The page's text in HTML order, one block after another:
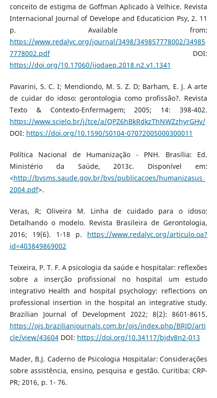
conceito de estigma de Goffman Aplicado à Velhice. Revista
Internacional Journal of Develope and Educaticion Psy, 2. 11
p. Available from:
https://www.redalyc.org/journal/3498/349857778002/34985
7778002.pdfDOI:
https://doi.org/10.17060/ijodaep.2018.n2.v1.1341
Pavarini, S. C. I; Mendiondo, M. S. Z. D; Barham, E. J. A arte
de cuidar do idoso: gerontologia como profissão?. Revista
Texto & Contexto-Enfermagem; 2005; 14: 398-402.
https://www.scielo.br/j/tce/a/QPZ6hBkRdkzThNWZzhyrGHv/
DOI: https://doi.org/10.1590/S0104-07072005000300011
Política Nacional de Humanização - PNH. Brasília: Ed.
Ministério da Saúde, 2013c. Disponível em:
<http://bvsms.saude.gov.br/bvs/publicacoes/humanizasus_
2004.pdf>.
Veras, R; Oliveira M. Linha de cuidado para o idoso:
Detalhando o modelo. Revista Brasileira de Gerontologia,
2016; 19(6). 1-18 p. https://www.redalyc.org/articulo.oa?
id=403849869002
Teixeira, P. T. F. A psicologia da saúde e hospitalar: reflexões
sobre a inserção profissional no hospital um estudo
integrativo Health and hospital psychology: reflections on
professional insertion in the hospital an integrative study.
Brazilian Journal of Development 2022; 8(2): 8601-8615.
https://ojs.brazilianjournals.com.br/ojs/index.php/BRJD/arti
cle/view/43604DOI: https://doi.org/10.34117/bjdv8n2-013
Mader, B.J. Caderno de Psicologia Hospitalar: Considerações
sobre assistência, ensino, pesquisa e gestão. Curitiba: CRP-
PR; 2016, p. 1- 76.